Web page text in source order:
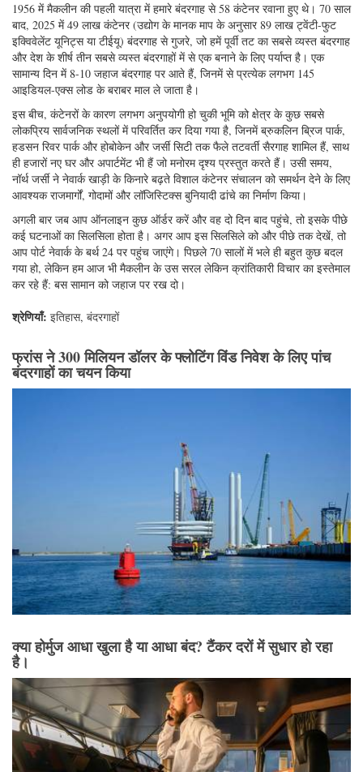
1956 में मैकलीन की पहली यात्रा में हमारे बंदरगाह से 58 कंटेनर रवाना हुए थे। 70 साल
बाद, 2025 में 49 लाख कंटेनर (उद्योग के मानक माप के अनुसार 89 लाख ट्वेंटी-फुट
इक्विवेलेंट यूनिट्स या टीईयू) बंदरगाह से गुजरे, जो हमें पूर्वी तट का सबसे व्यस्त बंदरगाह
और देश के शीर्ष तीन सबसे व्यस्त बंदरगाहों में से एक बनाने के लिए पर्याप्त है। एक
सामान्य दिन में 8-10 जहाज बंदरगाह पर आते हैं, जिनमें से प्रत्येक लगभग 145
आइडियल-एक्स लोड के बराबर माल ले जाता है।
इस बीच, कंटेनरों के कारण लगभग अनुपयोगी हो चुकी भूमि को क्षेत्र के कुछ सबसे
लोकप्रिय सार्वजनिक स्थलों में परिवर्तित कर दिया गया है, जिनमें ब्रुकलिन ब्रिज पार्क,
हडसन रिवर पार्क और होबोकेन और जर्सी सिटी तक फैले तटवर्ती सैरगाह शामिल हैं, साथ
ही हजारों नए घर और अपार्टमेंट भी हैं जो मनोरम दृश्य प्रस्तुत करते हैं। उसी समय,
नॉर्थ जर्सी ने नेवार्क खाड़ी के किनारे बढ़ते विशाल कंटेनर संचालन को समर्थन देने के लिए
आवश्यक राजमार्गों, गोदामों और लॉजिस्टिक्स बुनियादी ढांचे का निर्माण किया।
अगली बार जब आप ऑनलाइन कुछ ऑर्डर करें और वह दो दिन बाद पहुंचे, तो इसके पीछे
कई घटनाओं का सिलसिला होता है। अगर आप इस सिलसिले को और पीछे तक देखें, तो
आप पोर्ट नेवार्क के बर्थ 24 पर पहुंच जाएंगे। पिछले 70 सालों में भले ही बहुत कुछ बदल
गया हो, लेकिन हम आज भी मैकलीन के उस सरल लेकिन क्रांतिकारी विचार का इस्तेमाल
कर रहे हैं: बस सामान को जहाज पर रख दो।
श्रेणियाँ: इतिहास, बंदरगाहों
फ्रांस ने 300 मिलियन डॉलर के फ्लोटिंग विंड निवेश के लिए पांच
बंदरगाहों का चयन किया
क्या होर्मुज आधा खुला है या आधा बंद? टैंकर दरों में सुधार हो रहा
है।